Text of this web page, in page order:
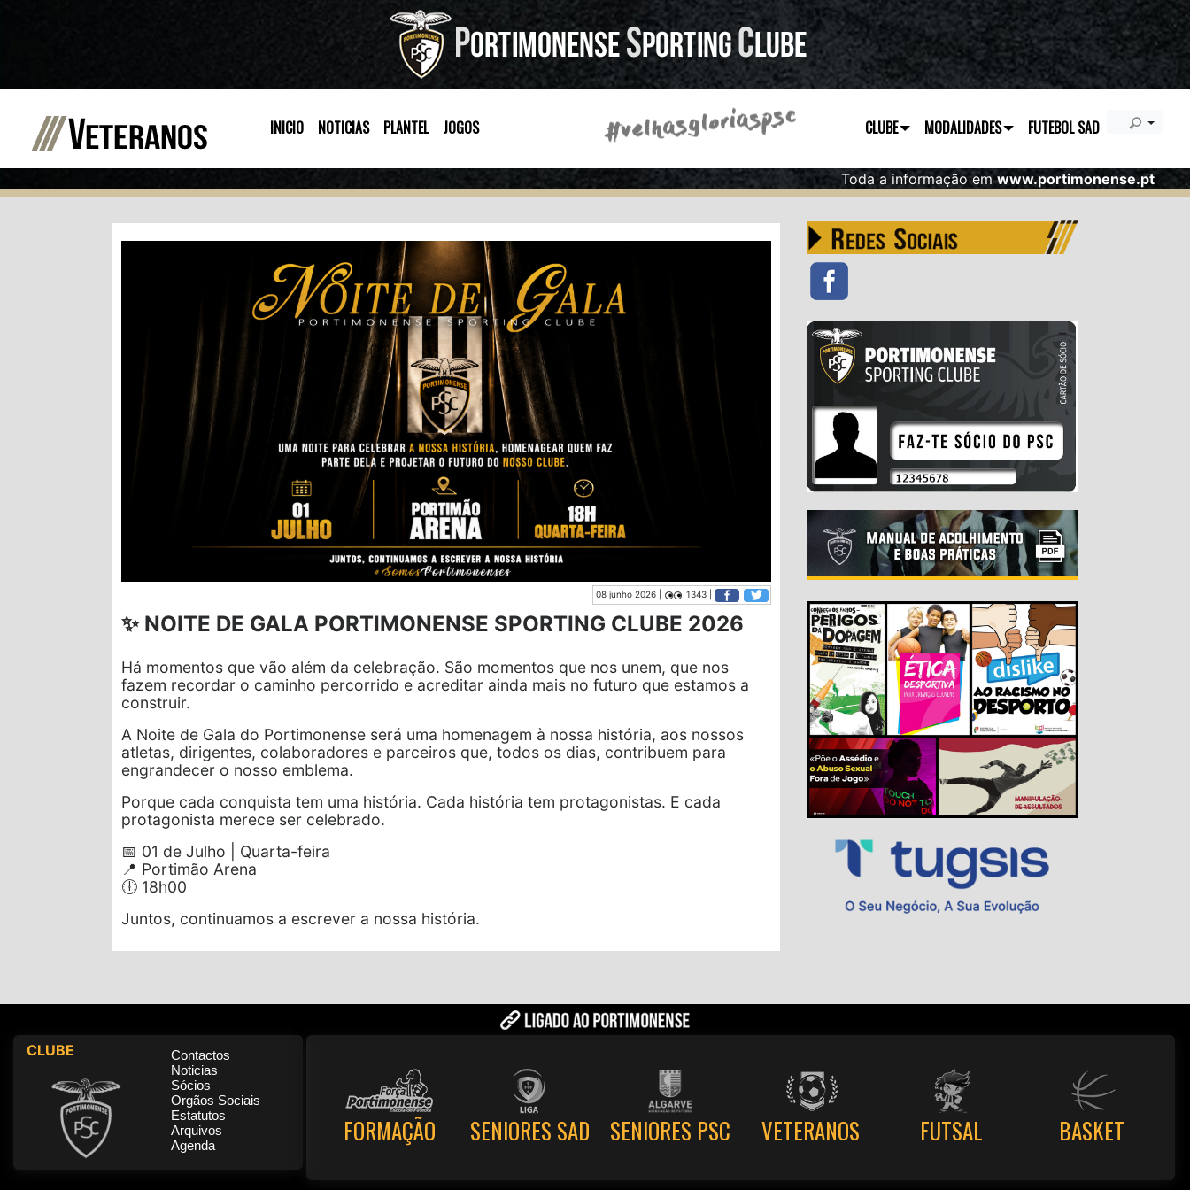
INICIO NOTICIAS PLANTEL JOGOS CLUBE MODALIDADES FUTEBOL SAD
Toda a informação emwww.portimonense.pt
08 junho 2026 | 1343 |
✨ NOITE DE GALA PORTIMONENSE SPORTING CLUBE 2026
Há momentos que vão além da celebração. São momentos que nos unem, que nos
fazem recordar o caminho percorrido e acreditar ainda mais no futuro que estamos a
construir.
A Noite de Gala do Portimonense será uma homenagem à nossa história, aos nossos
atletas, dirigentes, colaboradores e parceiros que, todos os dias, contribuem para
engrandecer o nosso emblema.
Porque cada conquista tem uma história. Cada história tem protagonistas. E cada
protagonista merece ser celebrado.
📅 01 de Julho | Quarta-feira
📍 Portimão Arena
🕕 18h00
Juntos, continuamos a escrever a nossa história.
CLUBE
Contactos
Noticias
Sócios
Orgãos Sociais
Estatutos
Arquivos
Agenda
FORMAÇÃO SENIORES SAD SENIORES PSC VETERANOS FUTSAL BASKET